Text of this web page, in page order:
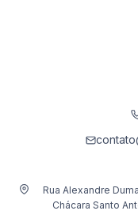
Rua Alexandre
Chácara Santo